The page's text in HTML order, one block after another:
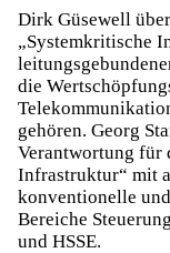
Dirk Güsewell
„Systemkritische
die
gehören. Georg
Verantwortung für
Infrastruktur“ mit
konventionelle
Bereiche
und HSSE.